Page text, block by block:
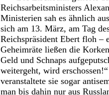
Reichsarbeitsministers
Ministerien sah es ähnlich
sich am 13. März, am Tag
Reichspräsident Ebert floh –
Geheimräte ließen die
Geld und Schnaps
weitergeht, wird
veranstaltete sie sogar
man bis dahin nur aus